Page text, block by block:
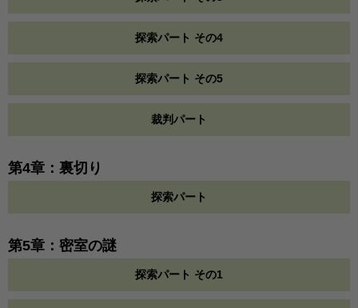
探索パート その4
探索パート その5
裁判パート
第4章：裏切り
探索パート
第5章：密室の謎
探索パート その1